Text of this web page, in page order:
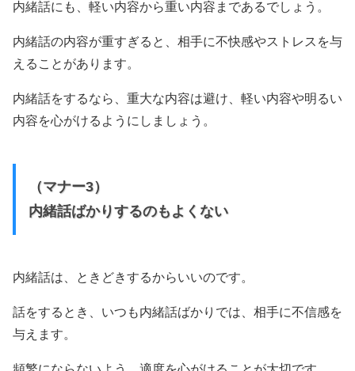
内緒話にも、軽い内容から重い内容まであるでしょう。
内緒話の内容が重すぎると、相手に不快感やストレスを与
えることがあります。
内緒話をするなら、重大な内容は避け、軽い内容や明るい
内容を心がけるようにしましょう。
（マナー3）
内緒話ばかりするのもよくない
内緒話は、ときどきするからいいのです。
話をするとき、いつも内緒話ばかりでは、相手に不信感を
与えます。